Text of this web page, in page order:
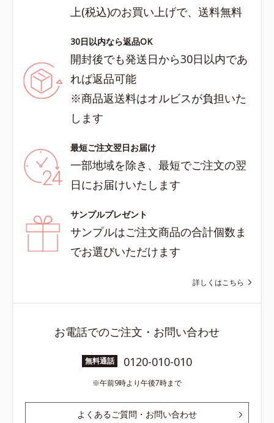
上(税込)のお買い上げで、送料無料
30日以内なら返品OK
開封後でも発送日から30日以内であ
れば返品可能
※商品返送料はオルビスが負担いた
します
最短ご注文翌日お届け
一部地域を除き、最短でご注文の翌
日にお届けいたします
サンプルプレゼント
サンプルはご注文商品の合計個数ま
でお選びいただけます
詳しくはこちら
お電話でのご注文・お問い合わせ
無料通話 0120-010-010
午前9時より午後7時まで
よくあるご質問・お問い合わせ